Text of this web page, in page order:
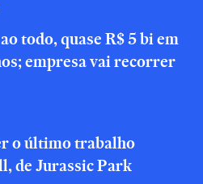
todo, quase R$ 5 bi em
empresa vai recorrer
o último trabalho
de Jurassic Park